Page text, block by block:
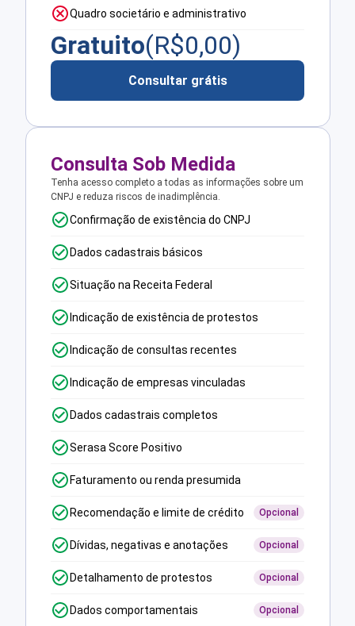
Quadro societário e administrativo
Gratuito(R$0,00)
Consultar grátis
Consulta Sob Medida
Tenha acesso completo a todas as informações sobre um
CNPJ e reduza riscos de inadimplência.
Confirmação de existência do CNPJ
Dados cadastrais básicos
Situação na Receita Federal
Indicação de existência de protestos
Indicação de consultas recentes
Indicação de empresas vinculadas
Dados cadastrais completos
Serasa Score Positivo
Faturamento ou renda presumida
Recomendação e limite de crédito Opcional
Dívidas, negativas e anotações Opcional
Detalhamento de protestos Opcional
Dados comportamentais Opcional